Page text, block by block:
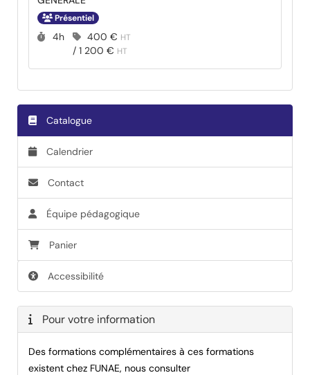
Présentiel
Durée :
4h Prix :
400 € HT
/ 1 200 € HT
Catalogue
Calendrier
Contact
Équipe pédagogique
Panier
Accessibilité
Pour votre information
Des formations complémentaires à ces formations
existent chez FUNAE, nous consulter